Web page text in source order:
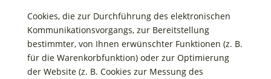
Cookies, die zur Durchführung des elektronischen
Kommunikationsvorgangs, zur Bereitstellung
bestimmter, von Ihnen erwünschter Funktionen (z. B.
für die Warenkorbfunktion) oder zur Optimierung
der Website (z. B. Cookies zur Messung des